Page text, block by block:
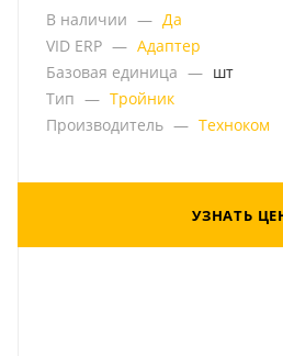
В наличии — Да
VID ERP — Адаптер
Базовая единица — шт
Тип — Тройник
Производитель — Техноком
УЗНАТЬ